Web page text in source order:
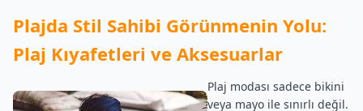
Plajda Stil Sahibi Görünmenin Yolu:
Plaj Kıyafetleri ve Aksesuarlar
Plaj modası sadece bikini
veya mayo ile sınırlı değil.